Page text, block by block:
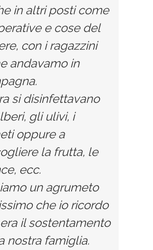
in altri posti come
e cose del
con i ragazzini
andavamo in
si disinfettavano
gli ulivi, i
oppure a
la frutta, le
ecc.
un agrumeto
che io ricordo
il sostentamento
nostra famiglia.